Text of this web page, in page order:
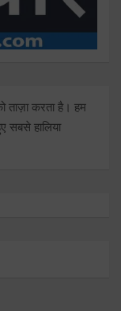
ताज़ा करता है। हम
सबसे हालिया